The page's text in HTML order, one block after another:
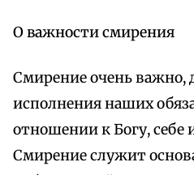
О важности смирения
Смирение очень важно,
исполнения наших
отношении к Богу, себе
Смирение служит